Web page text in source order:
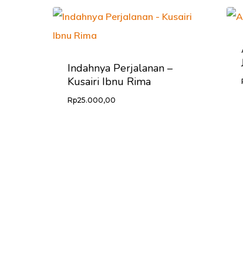
Indahnya Perjalanan –
Kusairi Ibnu Rima
Rp25.000,00